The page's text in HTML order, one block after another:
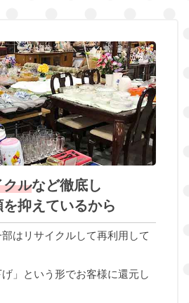
クルなど徹底し
を抑えているから
はリサイクルして再利用して
」という形でお客様に還元し